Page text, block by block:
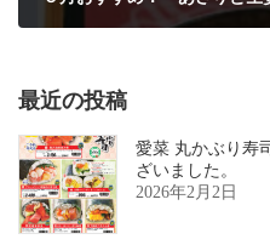
最近の投稿
愛菜 丸かぶり寿
ざいました。
2026年2月2日